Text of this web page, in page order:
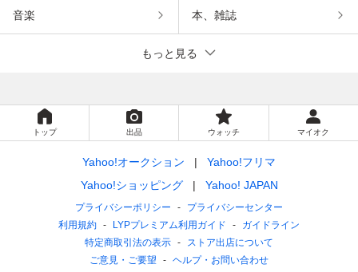
音楽 本、雑誌
もっと見る
トップ 出品 ウォッチ マイオク
Yahoo!オークション
Yahoo!フリマ
Yahoo!ショッピング
Yahoo! JAPAN
プライバシーポリシー
プライバシーセンター
利用規約
LYPプレミアム利用ガイド
ガイドライン
特定商取引法の表示
ストア出店について
ご意見・ご要望
ヘルプ・お問い合わせ